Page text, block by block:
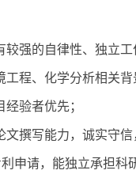
强的自律性、独立
工程、化学分析相关背
经验者优先；
文撰写能力，诚实守
申请，能独立承担